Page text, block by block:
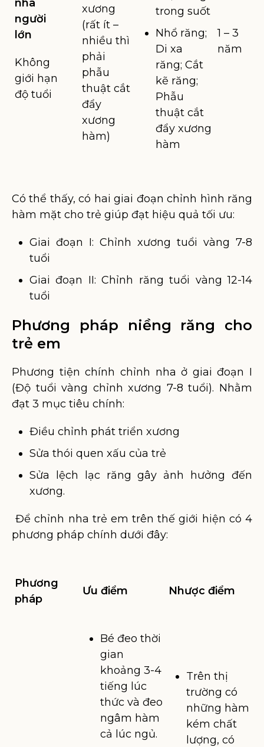
nha
người
lớn
Không
giới hạn
độ tuổi
xương
(rất ít –
nhiều thì
phải
phẫu
thuật cắt
đẩy
xương
hàm)
trong suốt
Nhổ răng;
Di xa
răng; Cắt
kẽ răng;
Phẫu
thuật cắt
đẩy xương
hàm
1 – 3
năm
Có thể thấy, có hai giai đoạn chỉnh hình răng
hàm mặt cho trẻ giúp đạt hiệu quả tối ưu:
Giai đoạn I: Chỉnh xương tuổi vàng 7-8
tuổi
Giai đoạn II: Chỉnh răng tuổi vàng 12-14
tuổi
Phương pháp niềng răng cho
trẻ em
Phương tiện chính chỉnh nha ở giai đoạn I
(Độ tuổi vàng chỉnh xương 7-8 tuổi). Nhằm
đạt 3 mục tiêu chính:
Điều chỉnh phát triển xương
Sửa thói quen xấu của trẻ
Sửa lệch lạc răng gây ảnh hưởng đến
xương.
Để chỉnh nha trẻ em trên thế giới hiện có 4
phương pháp chính dưới đây:
Phương
pháp
Ưu điểm Nhược điểm
Bé đeo thời
gian
khoảng 3-4
tiếng lúc
thức và đeo
ngâm hàm
cả lúc ngủ.
Trên thị
trường có
những hàm
kém chất
lượng, có